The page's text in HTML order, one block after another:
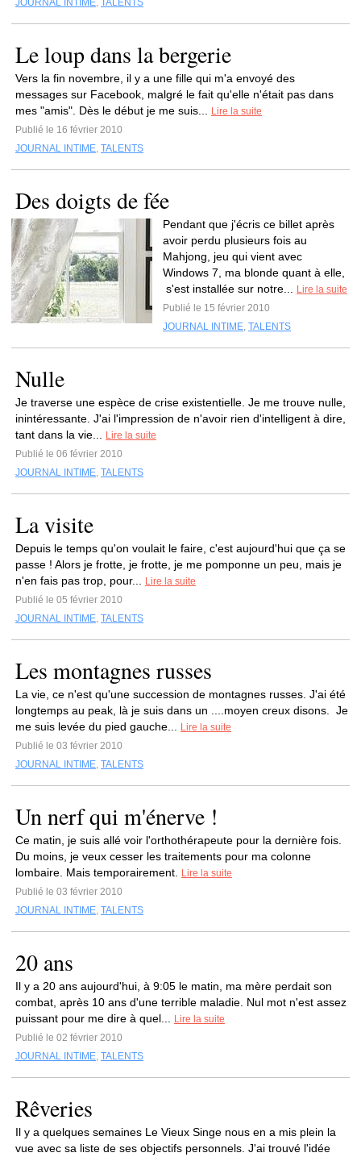
JOURNAL INTIME, TALENTS
Le loup dans la bergerie
Vers la fin novembre, il y a une fille qui m'a envoyé des
messages sur Facebook, malgré le fait qu'elle n'était pas dans
mes "amis". Dès le début je me suis...
Lire la suite
Publié le 16 février 2010
JOURNAL INTIME, TALENTS
Des doigts de fée
Pendant que j'écris ce billet après
avoir perdu plusieurs fois au
Mahjong, jeu qui vient avec
Windows 7, ma blonde quant à elle,
s'est installée sur notre...
Lire la suite
Publié le 15 février 2010
JOURNAL INTIME, TALENTS
Nulle
Je traverse une espèce de crise existentielle. Je me trouve nulle,
inintéressante. J'ai l'impression de n'avoir rien d'intelligent à dire,
tant dans la vie...
Lire la suite
Publié le 06 février 2010
JOURNAL INTIME, TALENTS
La visite
Depuis le temps qu'on voulait le faire, c'est aujourd'hui que ça se
passe ! Alors je frotte, je frotte, je me pomponne un peu, mais je
n'en fais pas trop, pour...
Lire la suite
Publié le 05 février 2010
JOURNAL INTIME, TALENTS
Les montagnes russes
La vie, ce n'est qu'une succession de montagnes russes. J'ai été
longtemps au peak, là je suis dans un ....moyen creux disons. Je
me suis levée du pied gauche...
Lire la suite
Publié le 03 février 2010
JOURNAL INTIME, TALENTS
Un nerf qui m'énerve !
Ce matin, je suis allé voir l'orthothérapeute pour la dernière fois.
Du moins, je veux cesser les traitements pour ma colonne
lombaire. Mais temporairement.
Lire la suite
Publié le 03 février 2010
JOURNAL INTIME, TALENTS
20 ans
Il y a 20 ans aujourd'hui, à 9:05 le matin, ma mère perdait son
combat, après 10 ans d'une terrible maladie. Nul mot n'est assez
puissant pour me dire à quel...
Lire la suite
Publié le 02 février 2010
JOURNAL INTIME, TALENTS
Rêveries
Il y a quelques semaines Le Vieux Singe nous en a mis plein la
vue avec sa liste de ses objectifs personnels. J'ai trouvé l'idée